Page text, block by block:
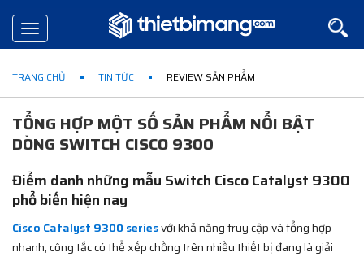
Toggle
navigation
TRANG CHỦ TIN TỨC REVIEW SẢN PHẨM
TỔNG HỢP MỘT SỐ SẢN PHẨM NỔI BẬT
DÒNG SWITCH CISCO 9300
Điểm danh những mẫu Switch Cisco Catalyst 9300
phổ biến hiện nay
Cisco Catalyst 9300 seriesvới khả năng truy cập và tổng hợp
nhanh, công tắc có thể xếp chồng trên nhiều thiết bị đang là giải